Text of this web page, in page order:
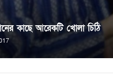
কাছে আরেকটি খোলা চিঠি